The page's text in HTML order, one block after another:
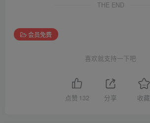
THE END
会员免费
喜欢就支持一下吧
点赞 132 分享 收藏